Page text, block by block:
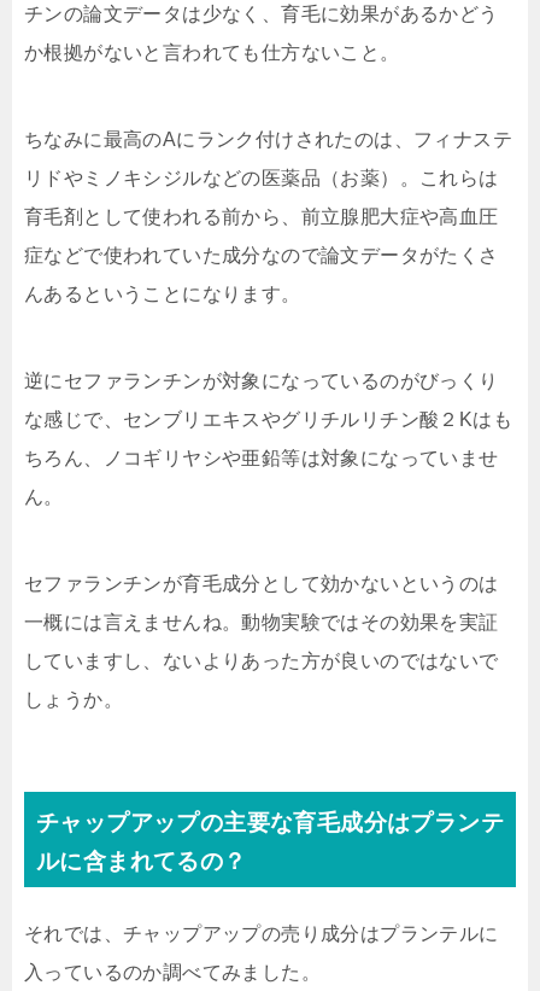
チンの論文データは少なく、育毛に効果があるかどう
か根拠がないと言われても仕方ないこと。
ちなみに最高のAにランク付けされたのは、フィナステ
リドやミノキシジルなどの医薬品（お薬）。これらは
育毛剤として使われる前から、前立腺肥大症や高血圧
症などで使われていた成分なので論文データがたくさ
んあるということになります。
逆にセファランチンが対象になっているのがびっくり
な感じで、センブリエキスやグリチルリチン酸２Kはも
ちろん、ノコギリヤシや亜鉛等は対象になっていませ
ん。
セファランチンが育毛成分として効かないというのは
一概には言えませんね。動物実験ではその効果を実証
していますし、ないよりあった方が良いのではないで
しょうか。
チャップアップの主要な育毛成分はプランテ
ルに含まれてるの？
それでは、チャップアップの売り成分はプランテルに
入っているのか調べてみました。